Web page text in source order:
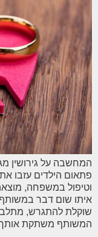
המחשבה על גירושין
פתאום הילדים עזבו
וטיפול במשפחה,
איתו שום דבר
שוקלת להתגרש,
המשותף משתקת